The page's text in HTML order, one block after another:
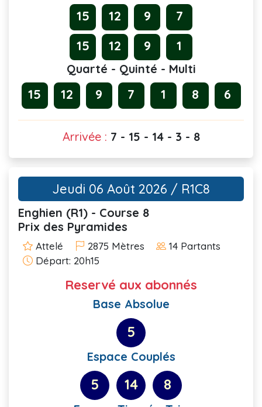
15 12 9
7
15
12 9 1
Quarté - Quinté - Multi
15 12 9 7 1 8 6
Arrivée : 7 - 15 - 14 - 3 - 8
Jeudi 06 Août 2026 / R1C8
Enghien (R1) - Course 8
Prix des Pyramides
Attelé 2875 Mètres
14 Partants
Départ: 20h15
Reservé aux abonnés
Base Absolue
5
Espace Couplés
5 14 8